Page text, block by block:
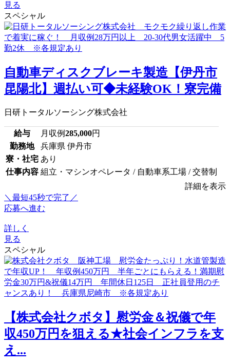
見る
スペシャル
自動車ディスクブレーキ製造【伊丹市
昆陽北】週払い可◆未経験OK！寮完備
日研トータルソーシング株式会社
給与 月収例285,000円
勤務地
兵庫県 伊丹市
寮・社宅 あり
仕事内容 組立・マシンオペレータ / 自動車系工場 / 交替制
詳細を表示
＼最短45秒で完了／
応募へ進む
詳しく
見る
スペシャル
【株式会社クボタ】慰労金＆祝儀で年
収450万円を狙える★社会インフラを支
え...